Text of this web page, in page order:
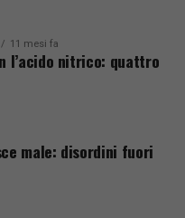
11 mesi fa
l’acido nitrico: quattro
male: disordini fuori